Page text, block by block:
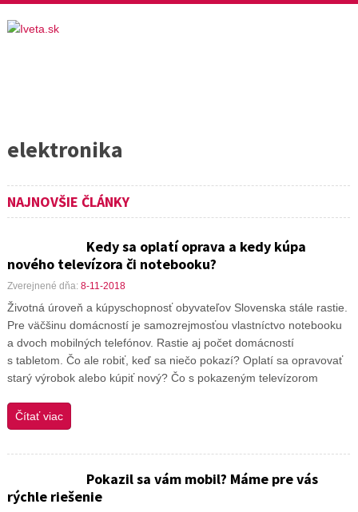
elektronika
NAJNOVŠIE ČLÁNKY
Kedy sa oplatí oprava a kedy kúpa
nového televízora či notebooku?
Zverejnené dňa: 8-11-2018
Životná úroveň a kúpyschopnosť obyvateľov Slovenska stále rastie.
Pre väčšinu domácností je samozrejmosťou vlastníctvo notebooku
a dvoch mobilných telefónov. Rastie aj počet domácností
s tabletom. Čo ale robiť, keď sa niečo pokazí? Oplatí sa opravovať
starý výrobok alebo kúpiť nový? Čo s pokazeným televízorom
Čítať viac
Pokazil sa vám mobil? Máme pre vás
rýchle riešenie